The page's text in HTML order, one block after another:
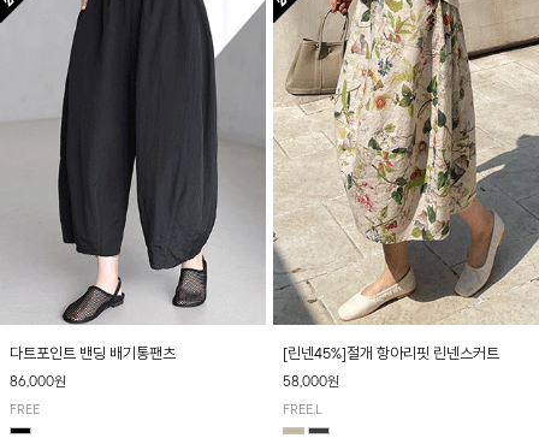
다트포인트 밴딩 배기통팬츠
86,000원
FREE
[린넨45%]절개 항아리핏 린넨스커트
58,000원
FREE,L